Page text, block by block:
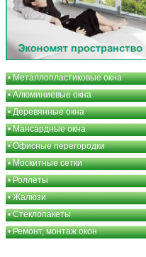
•Металлопластиковые окна
•Алюминиевые окна
•Деревянные окна
•Мансардные окна
•Офисные перегородки
•Москитные сетки
•Роллеты
•Жалюзи
•Стеклопакеты
•Ремонт, монтаж окон